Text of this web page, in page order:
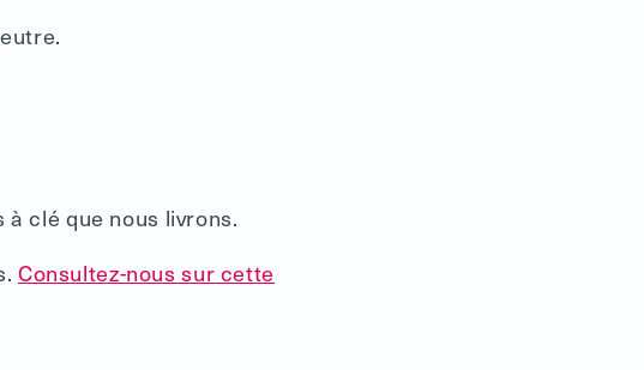
clé que nous livrons.
Consultez-nous sur cette